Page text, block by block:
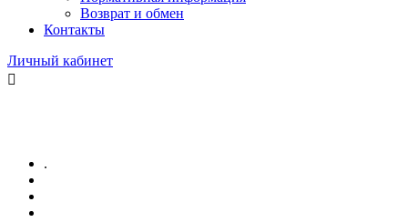
Возврат и обмен
Контакты
Личный кабинет
.